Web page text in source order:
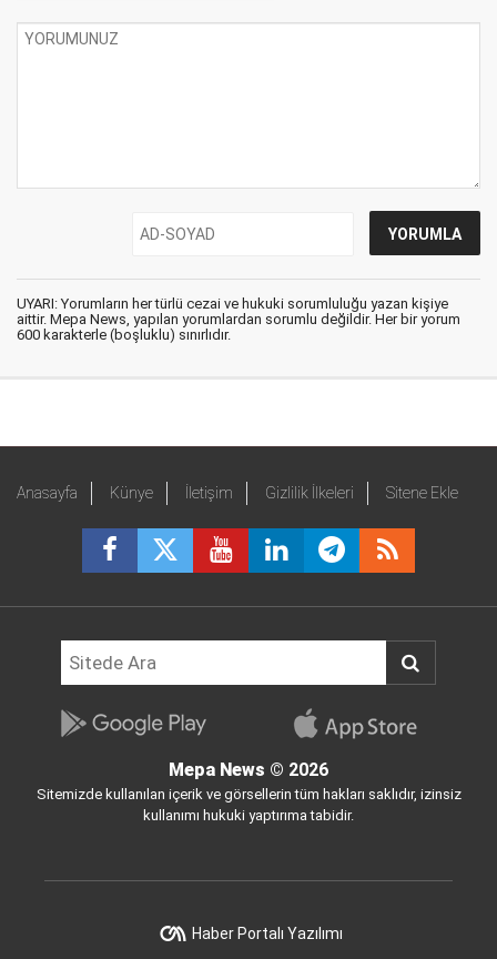
UYARI: Yorumların her türlü cezai ve hukuki sorumluluğu yazan kişiye
aittir. Mepa News, yapılan yorumlardan sorumlu değildir. Her bir yorum
600 karakterle (boşluklu) sınırlıdır.
Anasayfa Künye İletişim Gizlilik İlkeleri Sitene Ekle
Mepa News © 2026
Sitemizde kullanılan içerik ve görsellerin tüm hakları saklıdır, izinsiz
kullanımı hukuki yaptırıma tabidir.
Haber Portalı Yazılımı